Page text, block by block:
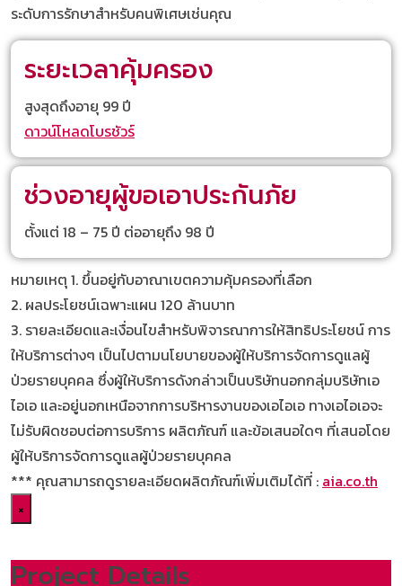
ระดับการรักษาสำหรับคนพิเศษเช่นคุณ
ระยะเวลาคุ้มครอง
สูงสุดถึงอายุ 99 ปี
ดาวน์โหลดโบรชัวร์
ช่วงอายุผู้ขอเอาประกันภัย
ตั้งแต่ 18 – 75 ปี ต่ออายุถึง 98 ปี
หมายเหตุ 1. ขึ้นอยู่กับอาณาเขตความคุ้มครองที่เลือก
2. ผลประโยชน์เฉพาะแผน 120 ล้านบาท
3. รายละเอียดและเงื่อนไขสำหรับพิจารณาการให้สิทธิประโยชน์ การ
ให้บริการต่างๆ เป็นไปตามนโยบายของผู้ให้บริการจัดการดูแลผู้
ป่วยรายบุคคล ซึ่งผู้ให้บริการดังกล่าวเป็นบริษัทนอกกลุ่มบริษัทเอ
ไอเอ และอยู่นอกเหนือจากการบริหารงานของเอไอเอ ทางเอไอเอจะ
ไม่รับผิดชอบต่อการบริการ ผลิตภัณฑ์ และข้อเสนอใดๆ ที่เสนอโดย
ผู้ให้บริการจัดการดูแลผู้ป่วยรายบุคคล
*** คุณสามารถดูรายละเอียดผลิตภัณฑ์เพิ่มเติมได้ที่ : aia.co.th
×
Project Details